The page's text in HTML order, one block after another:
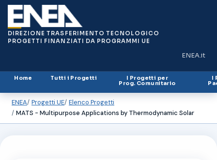
DIREZIONE TRASFERIMENTO TECNOLOGICO
PROGETTI FINANZIATI DA PROGRAMMI UE
ENEA.it
(si apre in
Home Tutti i Progetti I Progetti per
Prog. Comunitario
I
ENEA Progetti UE Elenco Progetti
MATS - Multipurpose Applications by Thermodynamic Solar